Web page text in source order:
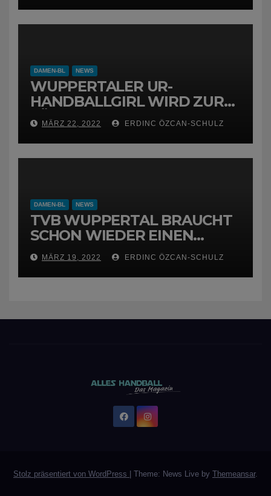
DAMEN-BL NEWS
WUPPERTALER UR-
HANDBALLGIRL WIRD ZUR
FÜCHSIN
MÄRZ 22, 2022 ERDINC ÖZCAN-SCHULZ
DAMEN-BL NEWS
TVB WUPPERTAL BRAUCHT
SCHON WIEDER EINEN
NEUEN TRAINER
MÄRZ 19, 2022 ERDINC ÖZCAN-SCHULZ
Stolz präsentiert von WordPress Theme: News Live by Themeansar.